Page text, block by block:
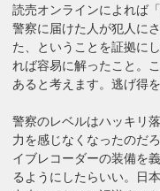
読売オンラインによれば
警察に届けた人が犯人に
た、ということを証拠に
れば容易に解ったこと。
あると考えます。逃げ得
警察のレベルはハッキリ
力を感じなくなったのだ
イブレコーダーの装備を
るようにしたらいい。日